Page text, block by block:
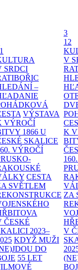
SRDCI
–
VÝSTAVA
VÝROČÍ
1866 U
SKALICE
VÝROČÍ
CESTA
SVĚTLEM
ČESKÉ
2023–
KDYŽ MUŽI
DO
55 LET
3
12
V
K
ZA
V